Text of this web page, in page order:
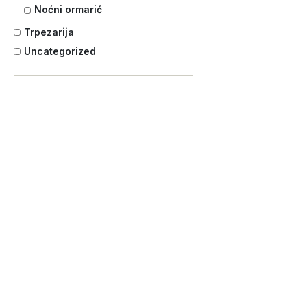
Noćni ormarić
Trpezarija
Uncategorized